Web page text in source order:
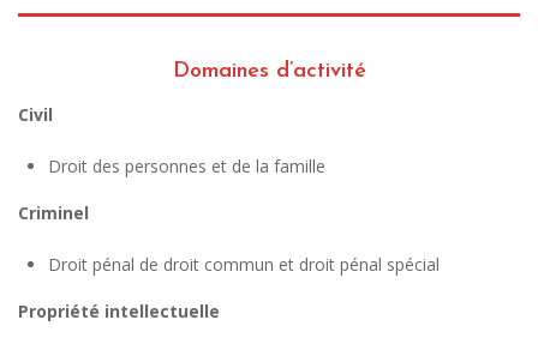
Domaines d’activité
Civil
Droit des personnes et de la famille
Criminel
Droit pénal de droit commun et droit pénal spécial
Propriété intellectuelle